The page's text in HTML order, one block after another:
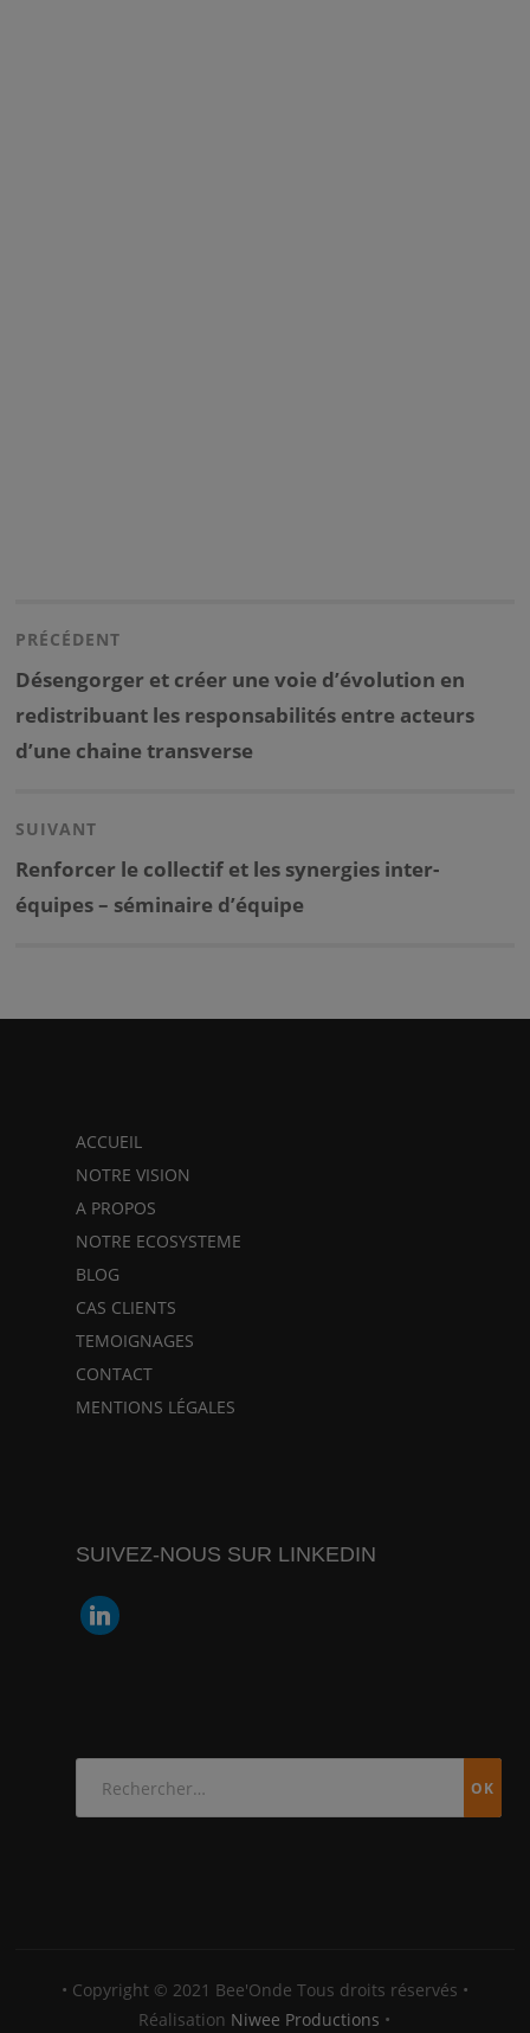
de
PRÉCÉDENT
Previous
post:
Désengorger et créer une voie d’évolution en
redistribuant les responsabilités entre acteurs
d’une chaine transverse
SUIVANT
Next
post:
Renforcer le collectif et les synergies inter-
équipes – séminaire d’équipe
ACCUEIL
NOTRE VISION
A PROPOS
NOTRE ECOSYSTEME
BLOG
CAS CLIENTS
TEMOIGNAGES
CONTACT
MENTIONS LÉGALES
SUIVEZ-NOUS SUR LINKEDIN
linkedin
• Copyright © 2021 Bee'Onde Tous droits réservés •
Réalisation Niwee Productions •